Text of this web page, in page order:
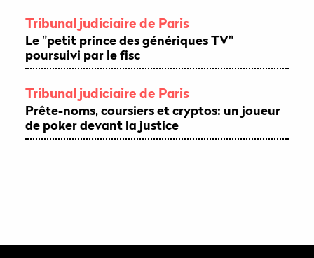
Tribunal judiciaire de Paris
Le "petit prince des génériques TV"
poursuivi par le fisc
Tribunal judiciaire de Paris
Prête-noms, coursiers et cryptos: un joueur
de poker devant la justice